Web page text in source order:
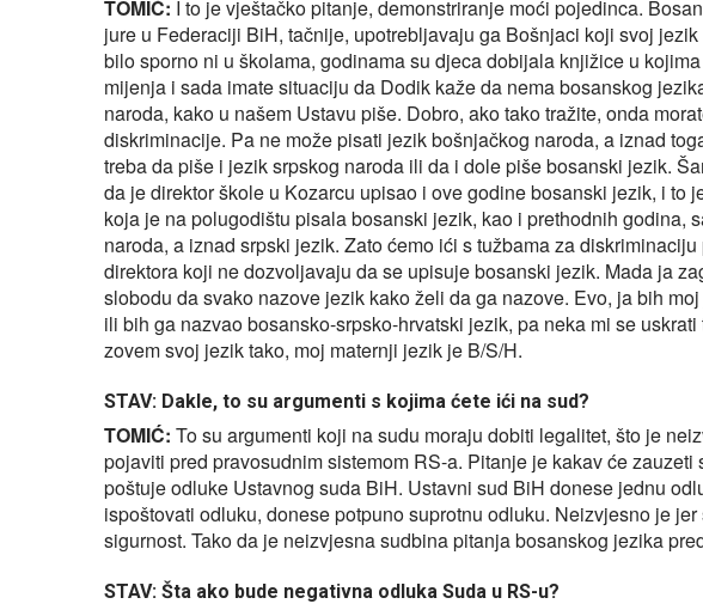
TOMIĆ: I to je vještačko pitanje, demonstriranje moći pojedinca.
jure u Federaciji BiH, tačnije, upotrebljavaju ga Bošnjaci koji svoj
bilo sporno ni u školama, godinama su djeca dobijala knjižice u
mijenja i sada imate situaciju da Dodik kaže da nema bosanskog
naroda, kako u našem Ustavu piše. Dobro, ako tako tražite, onda
diskriminacije. Pa ne može pisati jezik bošnjačkog naroda, a iznad
treba da piše i jezik srpskog naroda ili da i dole piše bosanski jezik.
da je direktor škole u Kozarcu upisao i ove godine bosanski jezik, i to
koja je na polugodištu pisala bosanski jezik, kao i prethodnih godina,
naroda, a iznad srpski jezik. Zato ćemo ići s tužbama za
direktora koji ne dozvoljavaju da se upisuje bosanski jezik. Mada ja
slobodu da svako nazove jezik kako želi da ga nazove. Evo, ja bih
ili bih ga nazvao bosansko-srpsko-hrvatski jezik, pa neka mi se
zovem svoj jezik tako, moj maternji jezik je B/S/H.
STAV: Dakle, to su argumenti s kojima ćete ići na sud?
TOMIĆ: To su argumenti koji na sudu moraju dobiti legalitet, što je
pojaviti pred pravosudnim sistemom RS-a. Pitanje je kakav će
poštuje odluke Ustavnog suda BiH. Ustavni sud BiH donese jednu
ispoštovati odluku, donese potpuno suprotnu odluku. Neizvjesno je
sigurnost. Tako da je neizvjesna sudbina pitanja bosanskog jezika
STAV: Šta ako bude negativna odluka Suda u RS-u?